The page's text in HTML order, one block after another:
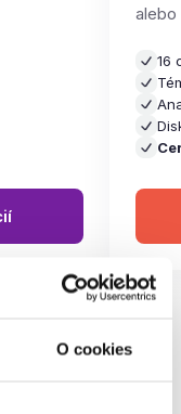
O cookies
alebo
16